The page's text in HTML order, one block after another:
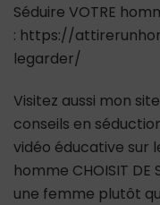
Séduire VOTRE
: https://
legarder/
Visitez aussi mon
conseils en
vidéo éducative sur
homme CHOISIT DE
une femme plutôt